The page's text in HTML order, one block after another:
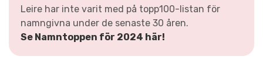
Leire har inte varit med på topp100-listan för
namngivna under de senaste 30 åren.
Se Namntoppen för 2024 här!